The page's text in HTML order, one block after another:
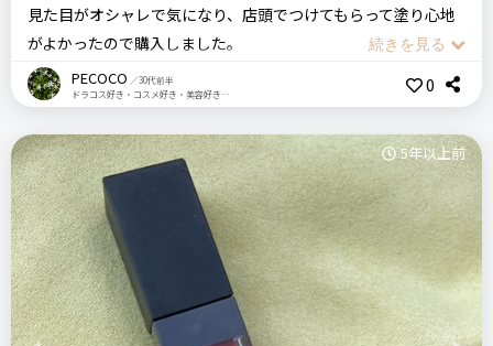
マスクをつけても落ちない口紅を探している人にはお勧めしま
せん。
比較したものはありません。
価格
780円
場所
イオン
kanebo media
シャイニーエッセンスリップARS-05
ログイン
悪いところ（残念）
少し値段が高い
注意点
生姜の香りが結構します
おすすめする人・おすすめしない人
おすすめする人:シロ好きな人、テラコッタカラーが好きな人
おすすめしない人:生姜の香りが苦手な人
見た目がオシャレで気になり、店頭でつけてもらって塗り心地
がよかったので購入しました。
クールハートという暗めのレッド系カラーです。
発色がよく、マットなのに乾燥しにくい！あとは色が落ちにく
マット系リップが苦手な人もこれならいけそうです。
ボルドーっぽいカラーなので秋冬に大活躍しました。
ただボトルが太いので、持ち運びには便利とは言えないです。
すぐどこにあるか分かるので、捉え方次第だとは思うのですが
^^
あと少し内容量が少ない気がしたのでコスパは良くはないです
ね。
PECOCO ／30代前半
ドラコス好き・コスメ好き・美容好き・1歳の男の子のママ
0
5年以上前